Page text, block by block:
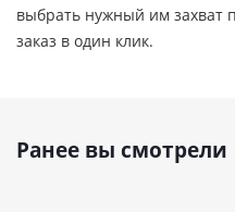
выбрать нужный им захват
заказ в один клик.
Ранее вы смотрели